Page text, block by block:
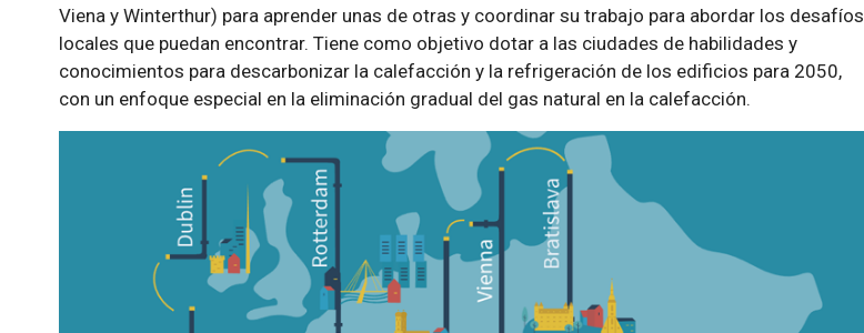
Viena y Winterthur) para aprender unas de otras y coordinar su trabajo para abordar los desafíos
locales que puedan encontrar. Tiene como objetivo dotar a las ciudades de habilidades y
conocimientos para descarbonizar la calefacción y la refrigeración de los edificios para 2050,
con un enfoque especial en la eliminación gradual del gas natural en la calefacción.